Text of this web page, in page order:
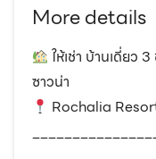
More details
ให้เช่า บ้านเดี่ยว
ซาวน่า
Rochalia